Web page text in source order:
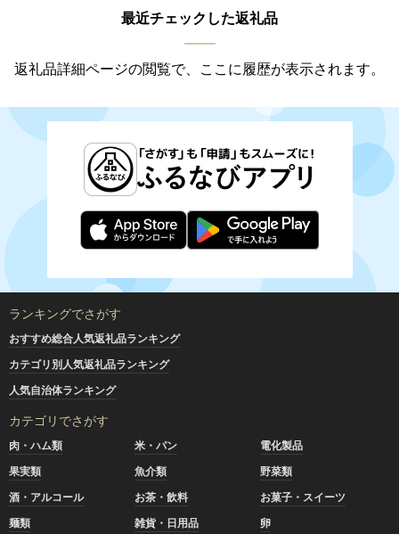
最近チェックした返礼品
返礼品詳細ページの閲覧で、ここに履歴が表示されます。
ランキングでさがす
おすすめ総合人気返礼品ランキング
カテゴリ別人気返礼品ランキング
人気自治体ランキング
カテゴリでさがす
肉・ハム類 米・パン
電化製品
果実類
魚介類
野菜類
酒・アルコール
お茶・飲料
お菓子・スイーツ
麺類
雑貨・日用品
卵